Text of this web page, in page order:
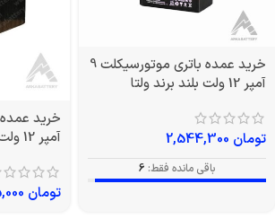
خرید عمده باتری موتورسیکلت 9
آمپر 12 ولت بلند برند ولتا
تومان
باقی مانده فقط: 6
آمپر 12 ولت پهن برند ولتا
تومان